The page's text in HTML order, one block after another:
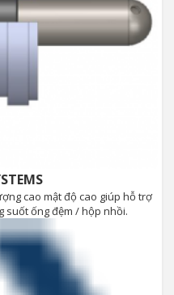
cao mật độ cao giúp hỗ trợ
suốt ống đệm / hộp nhồi.